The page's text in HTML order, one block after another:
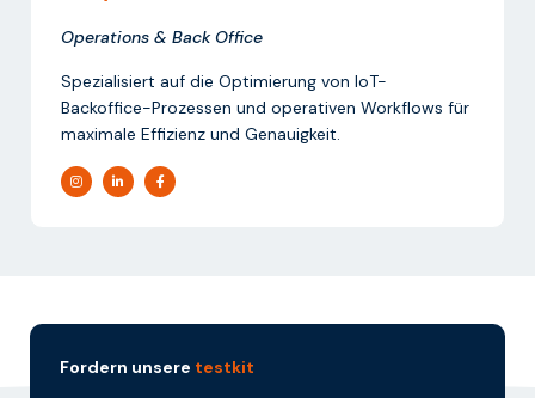
Operations & Back Office
Spezialisiert auf die Optimierung von IoT-
Backoffice-Prozessen und operativen Workflows für
maximale Effizienz und Genauigkeit.
Fordern unsere testkit